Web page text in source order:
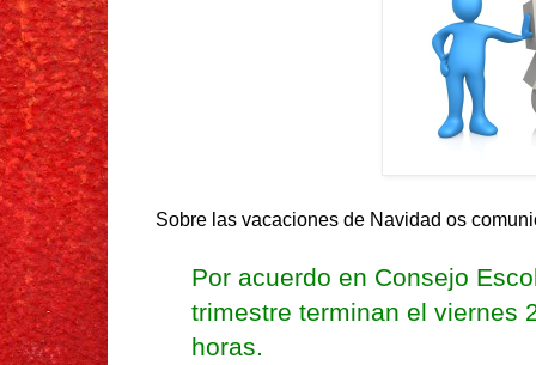
Sobre las vacaciones de Navidad os
Por acuerdo en Consejo
trimestre terminan el viernes
horas.